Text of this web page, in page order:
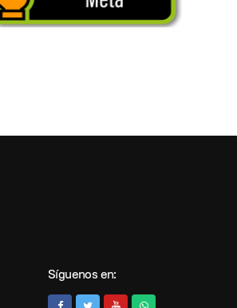
Síguenos en: